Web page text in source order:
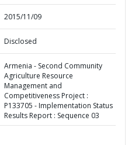
2015/11/09
Disclosed
Armenia - Second Community
Agriculture Resource
Management and
Competitiveness Project :
P133705 - Implementation Status
Results Report : Sequence 03